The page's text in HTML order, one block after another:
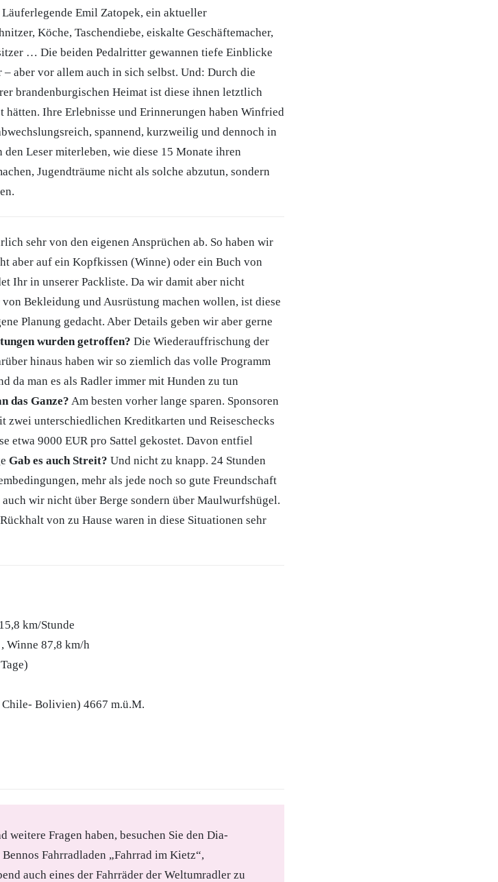
Emil Zatopek, ein aktueller
Köche, Taschendiebe, eiskalte Geschäftemacher,
… Die beiden Pedalritter gewannen tiefe Einblicke
aber vor allem auch in sich selbst. Und: Durch die
brandenburgischen Heimat ist diese ihnen letztlich
hätten. Ihre Erlebnisse und Erinnerungen haben Winfried
spannend, kurzweilig und dennoch in
Leser miterleben, wie diese 15 Monate ihren
Jugendträume nicht als solche abzutun, sondern
sehr von den eigenen Ansprüchen ab. So haben wir
aber auf ein Kopfkissen (Winne) oder ein Buch von
Ihr in unserer Packliste. Da wir damit aber nicht
Bekleidung und Ausrüstung machen wollen, ist diese
Planung gedacht. Aber Details geben wir aber gerne
wurden getroffen? Die Wiederauffrischung der
hinaus haben wir so ziemlich das volle Programm
da man es als Radler immer mit Hunden zu tun
das Ganze? Am besten vorher lange sparen. Sponsoren
zwei unterschiedlichen Kreditkarten und Reiseschecks
etwa 9000 EUR pro Sattel gekostet. Davon entfiel
Gab es auch Streit? Und nicht zu knapp. 24 Stunden
mehr als jede noch so gute Freundschaft
wir nicht über Berge sondern über Maulwurfshügel.
von zu Hause waren in diese Situationen sehr
km/Stunde
Winne 87,8 km/h
Chile- Bolivien) 4667 m.ü.M.
weitere Fragen haben, besuchen Sie den Dia-
Fahrradladen „Fahrrad im Kietz“,
auch eines der Fahrräder der Weltumradler zu